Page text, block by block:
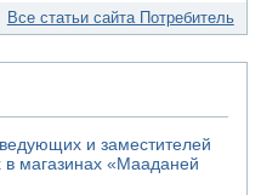
Все статьи сайта Потребитель
и заместителей
магазинах «Мааданей